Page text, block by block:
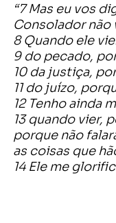
“7 Mas eu vos
Consolador não
8 Quando ele
9 do pecado,
10 da justiça,
11 do juízo,
12 Tenho ainda
13 quando vier,
porque não
as coisas que
14 Ele me